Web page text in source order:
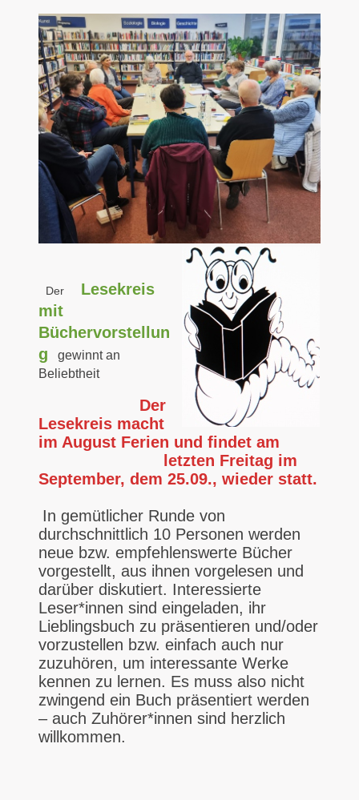
Der
Lesekreis
mit
Büchervorstellun
g
gewinnt an
Beliebtheit
Der
Lesekreis macht
im August Ferien und findet am
letzten Freitag im
September, dem 25.09., wieder statt.
In gemütlicher Runde von
durchschnittlich 10 Personen werden
neue bzw. empfehlenswerte Bücher
vorgestellt, aus ihnen vorgelesen und
darüber diskutiert. Interessierte
Leser*innen sind eingeladen, ihr
Lieblingsbuch zu präsentieren und/oder
vorzustellen bzw. einfach auch nur
zuzuhören, um interessante Werke
kennen zu lernen. Es muss also nicht
zwingend ein Buch präsentiert werden
– auch Zuhörer*innen sind herzlich
willkommen.